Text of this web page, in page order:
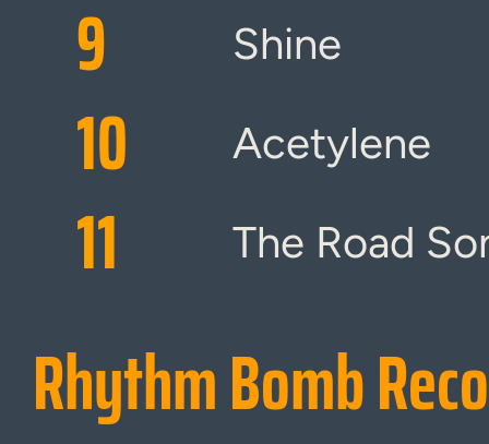
9 Shine
10 Acetylene
11 The Road
Rhythm Bomb